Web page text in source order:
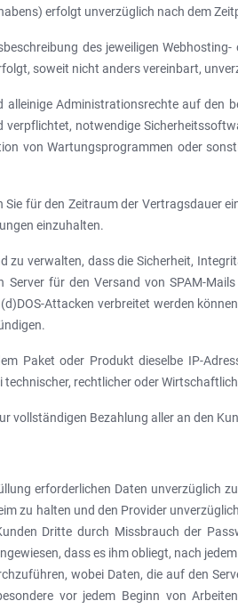
erfolgt unverzüglich nach dem
des jeweiligen
soweit nicht anders vereinbart,
Administrationsrechte auf den
notwendige
von Wartungsprogrammen oder
für den Zeitraum der Vertragsdauer
einzuhalten.
zu verwalten, dass die Sicherheit,
für den Versand von SPAM-
Attacken verbreitet werden
Paket oder Produkt dieselbe IP-
rechtlicher oder
vollständigen Bezahlung aller an den
erforderlichen Daten unverzüglich
zu halten und den Provider
Dritte durch Missbrauch der
dass es ihm obliegt, nach
wobei Daten, die auf den
vor jedem Beginn von